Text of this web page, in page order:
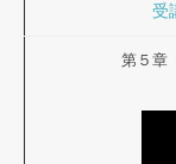
受
第５章